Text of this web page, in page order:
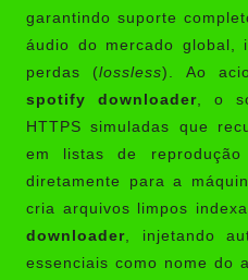
garantindo suporte
áudio do mercado global,
perdas (lossless). Ao
spotify downloader , o
HTTPS simuladas que
em listas de reprodução
diretamente para a
cria arquivos limpos
downloader , injetando
essenciais como nome do